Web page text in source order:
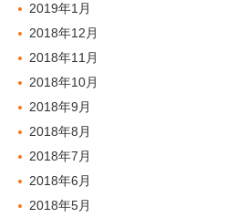
2019年1月
2018年12月
2018年11月
2018年10月
2018年9月
2018年8月
2018年7月
2018年6月
2018年5月